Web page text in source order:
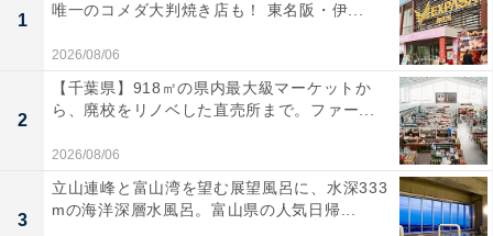
「たかのこの湯」の口コミは？
「たかのこの湯」には以下のような口コミが寄せられて
1
唯一のコメダ大判焼き店も！ 東名阪・伊...
2026/08/06
2
【千葉県】918㎡の県内最大級マーケットか
ら、廃校をリノベした直売所まで。ファー...
2026/08/06
3
立山連峰と富山湾を望む展望風呂に、水深333
mの海洋深層水風呂。富山県の人気日帰...